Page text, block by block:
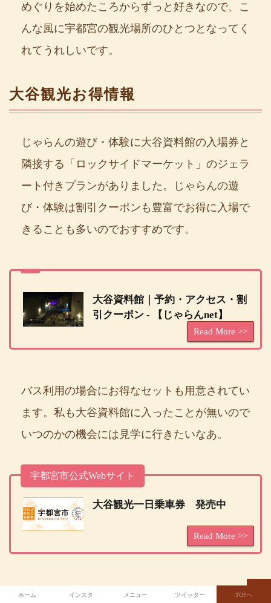
めぐりを始めたころからずっと好きなので、こ
んな風に宇都宮の観光場所のひとつとなってく
れてうれしいです。
大谷観光お得情報
じゃらんの遊び・体験に大谷資料館の入場券と
隣接する「ロックサイドマーケット」のジェラ
ート付きプランがありました。じゃらんの遊
び・体験は割引クーポンも豊富でお得に入場で
きることも多いのでおすすめです。
大谷資料館｜予約・アクセス・割
引クーポン - 【じゃらんnet】
バス利用の場合にお得なセットも用意されてい
ます。私も大谷資料館に入ったことが無いので
いつのかの機会には見学に行きたいなあ。
宇都宮市公式Webサイト
大谷観光一日乗車券 発売中
大谷資料館とは別な場所には露天堀りの「カネ
ホーム インスタ メニュー ツイッター TOPへ